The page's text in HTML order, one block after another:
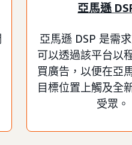
亞馬遜
亞馬遜 DSP 是需
可以透過該平台以
買廣告，以便在亞
目標位置上觸及全
受眾。